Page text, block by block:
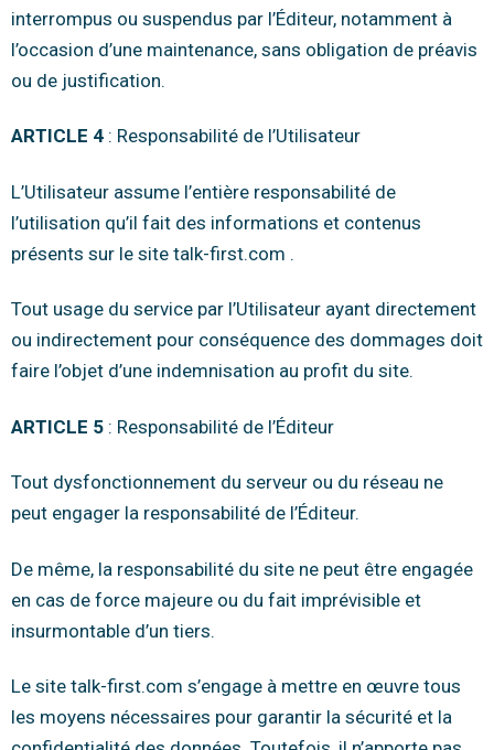
interrompus ou suspendus par l’Éditeur, notamment à
l’occasion d’une maintenance, sans obligation de préavis
ou de justification.
ARTICLE 4 : Responsabilité de l’Utilisateur
L’Utilisateur assume l’entière responsabilité de
l’utilisation qu’il fait des informations et contenus
présents sur le site talk-first.com .
Tout usage du service par l’Utilisateur ayant directement
ou indirectement pour conséquence des dommages doit
faire l’objet d’une indemnisation au profit du site.
ARTICLE 5 : Responsabilité de l’Éditeur
Tout dysfonctionnement du serveur ou du réseau ne
peut engager la responsabilité de l’Éditeur.
De même, la responsabilité du site ne peut être engagée
en cas de force majeure ou du fait imprévisible et
insurmontable d’un tiers.
Le site talk-first.com s’engage à mettre en œuvre tous
les moyens nécessaires pour garantir la sécurité et la